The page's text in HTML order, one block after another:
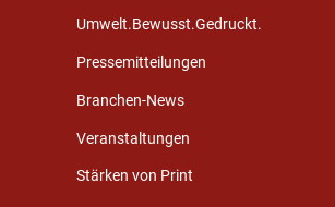
Umwelt.Bewusst.Gedruckt.
Pressemitteilungen
Branchen-News
Veranstaltungen
Stärken von Print